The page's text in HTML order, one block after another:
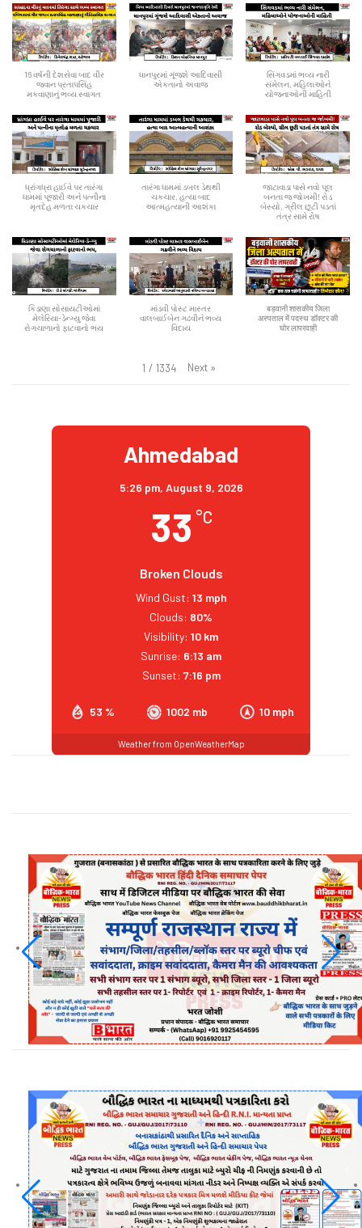
16 વર્ષની દેશસેવા બાદ વીર
જવાન પ્રતાપસિંહ
મકવાણાનું ભવ્ય સ્વાગત
ધાનપુરમાં ગૂંજશે આદિવાસી
એકતાનો અવાજ
સિંગવડમાં ભવ્ય નારી
સંમેલન, મહિલાઓને
યોજનાઓની માહિતી
ધ્રાંગધ્રા હાઈવે પર તારંગા
ધામમાં પૂજારી અને પત્નીના
મૃતદેહ મળતા ચકચાર
તારંગા ધામમાં ડબલ ડેથથી
ચકચાર, હત્યા બાદ
આત્મહત્યાની આશંકા
જાટાવાડા પાસે નવો પૂલ
બનતા જ જોખમી! રોડ
બેસ્યો, ગ્રીલ છૂટી પડતાં
તંત્ર સામે રોષ
કિડાણા સોસાયટીઓમાં
મેલેરિયા-ડેન્ગ્યુ જેવા
રોગચાળાનો ફાટવાનો ભય
માંડવી પોસ્ટ માસ્તર
વાલબાઈબેન ગઢવીને ભવ્ય
વિદાય
बड़वानी शासकीय जिला
अस्पताल में पदस्थ डॉक्टर की
घोर लापरवाही
1 / 1334 Next »
Ahmedabad
5:26 pm, August 9, 2026
33 °C
Broken Clouds
53 % 1002 mb 10 mph
Wind Gust: 13 mph
Clouds: 80%
Visibility: 10 km
Sunrise: 6:13 am
Sunset: 7:16 pm
Weather from OpenWeatherMap